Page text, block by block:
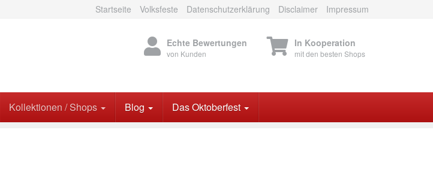
Startseite Volksfeste Datenschutzerklärung Disclaimer Impressum
Echte Bewertungen
von Kunden
In Kooperation
mit den besten Shops
Kollektionen / Shops Blog Das Oktoberfest